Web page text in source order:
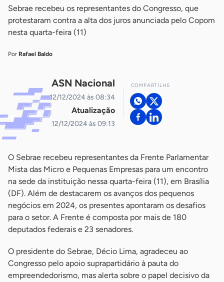
Sebrae recebeu os representantes do Congresso, que
protestaram contra a alta dos juros anunciada pelo Copom
nesta quarta-feira (11)
Por Rafael Baldo
ASN Nacional
12/12/2024 às 08:34
Atualização
12/12/2024 às 09:13
COMPARTILHE
O Sebrae recebeu representantes da Frente Parlamentar
Mista das Micro e Pequenas Empresas para um encontro
na sede da instituição nessa quarta-feira (11), em Brasília
(DF). Além de destacarem os avanços dos pequenos
negócios em 2024, os presentes apontaram os desafios
para o setor. A Frente é composta por mais de 180
deputados federais e 23 senadores.
O presidente do Sebrae, Décio Lima, agradeceu ao
Congresso pelo apoio suprapartidário à pauta do
empreendedorismo, mas alerta sobre o papel decisivo da